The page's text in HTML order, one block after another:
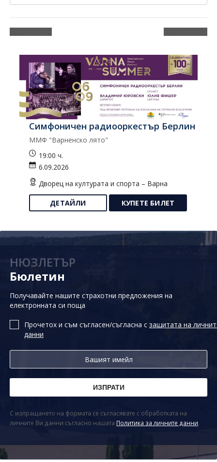
Симфоничен радиооркестър Берлин
ММФ "Варненско лято"
19:00 ч.
6.09.2026
Дворец на културата и спорта – Варна
ДЕТАЙЛИ КУПЕТЕ БИЛЕТ
НЮЗЛЕТЪР
Бюлетин
Получавайте нашите страхотни предложения на
електронната си поща
Прочетох и съм съгласен/съгласна с защитата на
данни
С изпращането на формата се съгласявате с обработката на
личните Ви данни съгласно нашата Политика за личните данни.